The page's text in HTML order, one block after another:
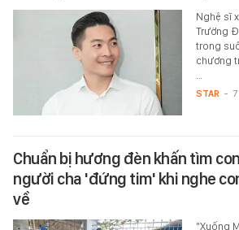
Nghệ sĩ
Trường
trong
chương
STAR -
Chuẩn bị hương đèn khấn tìm
người cha 'đứng tim' khi nghe
về
"Xuống